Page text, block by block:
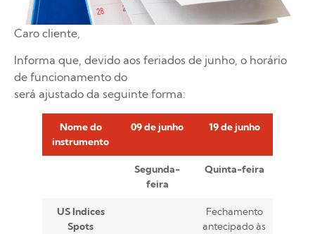
Caro cliente,
Informa que, devido aos feriados de junho, o horário
de funcionamento do
será ajustado da seguinte forma:
Nome do
instrumento
09 de junho 19 de junho
Segunda-
feira
Quinta-feira
US Indices
Spots
Fechamento
antecipado às